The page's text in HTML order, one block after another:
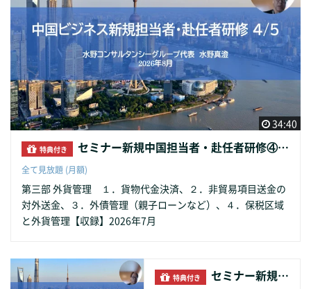
34:40
特典付き セミナー新規中国担当者・赴任者研修④外貨管理
全て見放題 (月額)
第三部 外貨管理 １．貨物代金決済、２．非貿易項目送金の
対外送金、３．外債管理（親子ローンなど）、４．保税区域
と外貨管理【収録】2026年7月
特典付き セミナー新規中国担当者・赴任者研修③通関・保税